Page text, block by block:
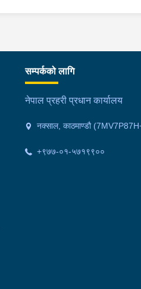
सम्पर्कको लागि
नेपाल प्रहरी प्रधान कार्यालय
नक्साल, काठमाण्डौ
+९७७-०१-५७१९९००